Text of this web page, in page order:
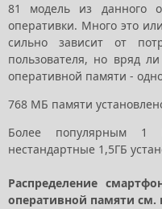
81 модель из данного
оперативки. Много это
сильно зависит от
пользователя, но вряд
оперативной памяти -
768 МБ памяти
Более популярным
нестандартные 1,5ГБ
Распределение
оперативной памяти см.